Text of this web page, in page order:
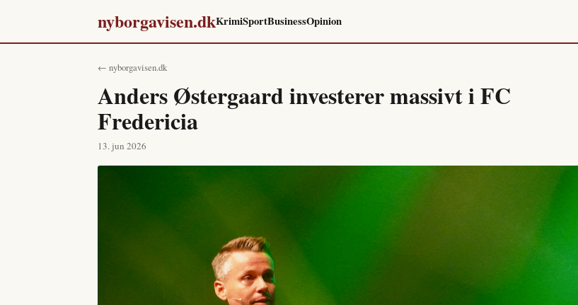
nyborgavisen.dkKrimiSportBusinessOpinion
← nyborgavisen.dk
Anders Østergaard investerer massivt i FC
Fredericia
13. jun 2026